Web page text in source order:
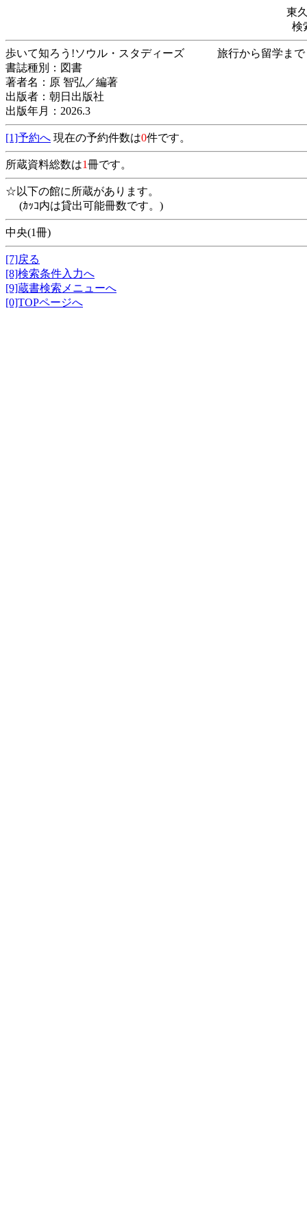
東
検
歩いて知ろう!ソウル・スタディーズ 旅行
書誌種別：図書
著者名：原 智弘／編著
出版者：朝日出版社
出版年月：2026.3
[1]予約へ 現在の予約件数は0件です。
所蔵資料総数は1冊です。
☆以下の館に所蔵があります。
(ｶｯｺ内は貸出可能冊数です。)
中央(1冊)
[7]戻る
[8]検索条件入力へ
[9]蔵書検索メニューへ
[0]TOPページへ